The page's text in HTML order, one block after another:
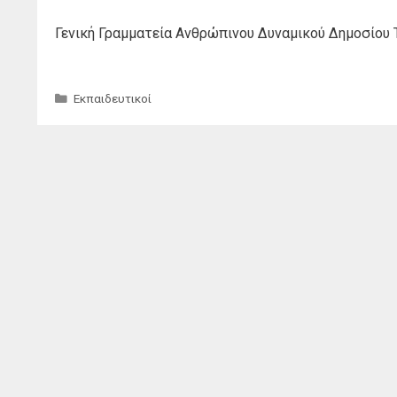
Γενική Γραμματεία Ανθρώπινου Δυναμικού Δημοσίου
Κατηγορίες
Εκπαιδευτικοί